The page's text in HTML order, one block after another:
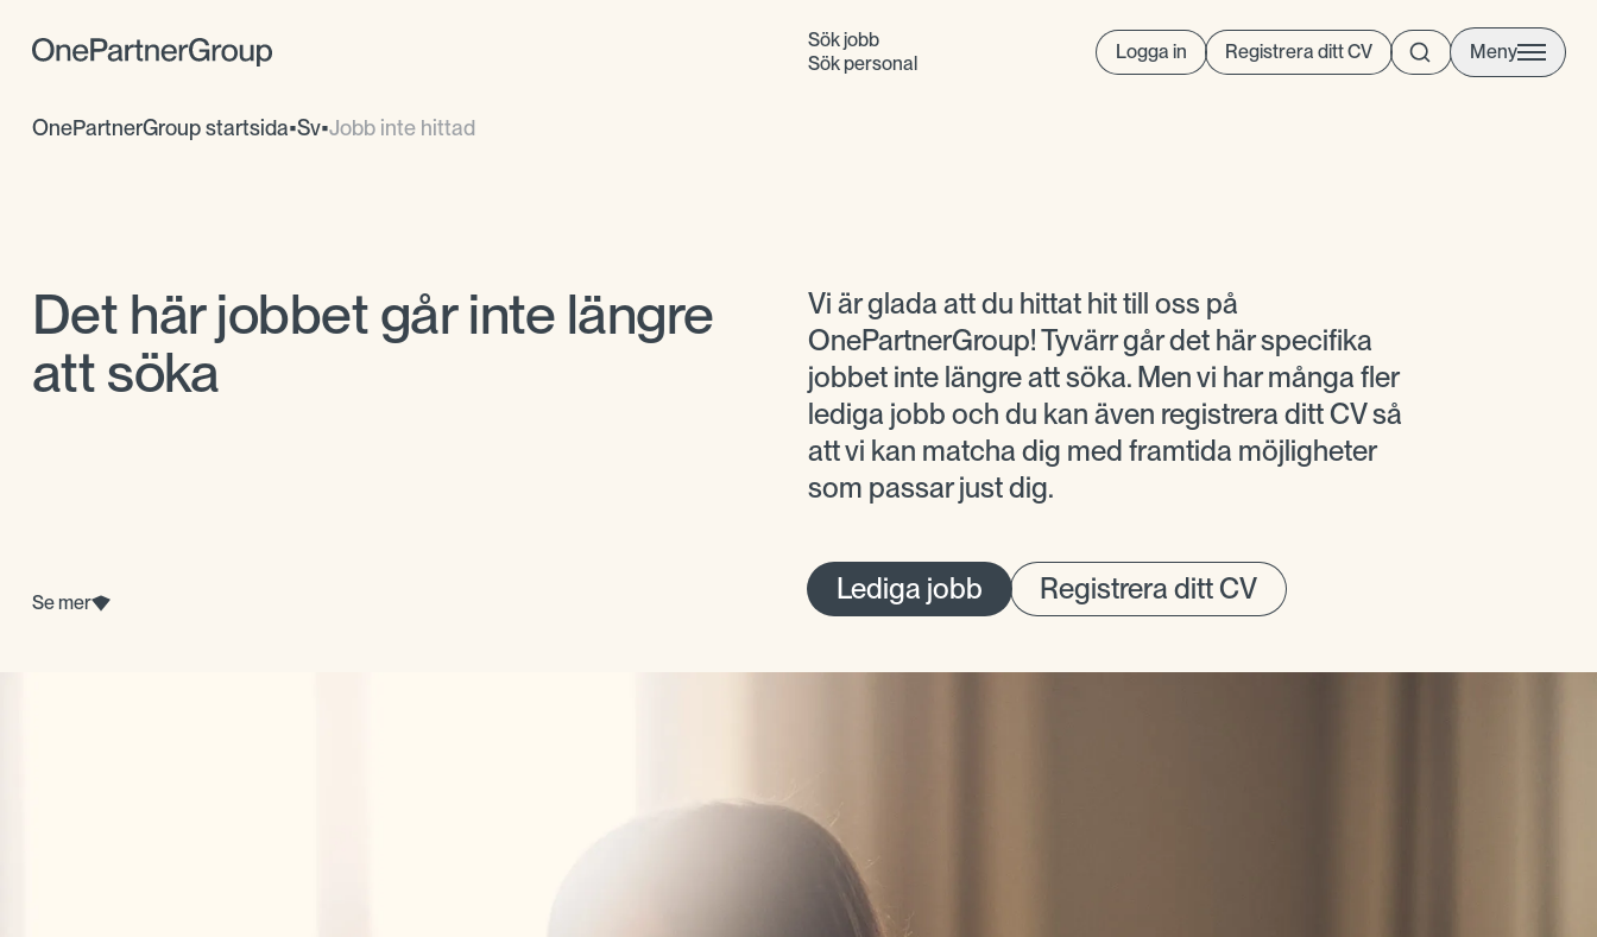
Sök jobb
Sök personal
Logga in Registrera ditt CV Meny
OnePartnerGroup startsida•Sv•Jobb inte hittad
Det här jobbet går inte längre
att söka
Vi är glada att du hittat hit till oss på
OnePartnerGroup! Tyvärr går det här specifika
jobbet inte längre att söka. Men vi har många fler
lediga jobb och du kan även registrera ditt CV så
att vi kan matcha dig med framtida möjligheter
som passar just dig.
Se mer Lediga jobb Registrera ditt CV